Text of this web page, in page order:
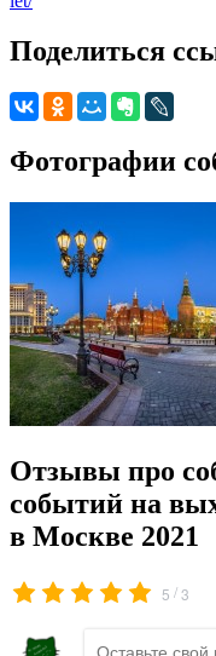
Поделиться
Фотографии
Отзывы про
событий на
в Москве 2021
5 /3